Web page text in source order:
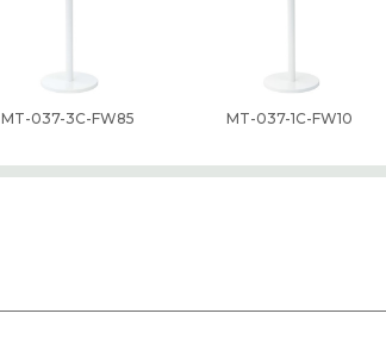
MT-037-3C-FW85 MT-037-1C-FW10